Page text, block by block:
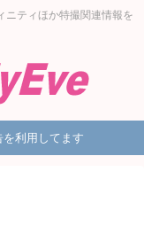
ニティほか特撮関連情報を
利用してます